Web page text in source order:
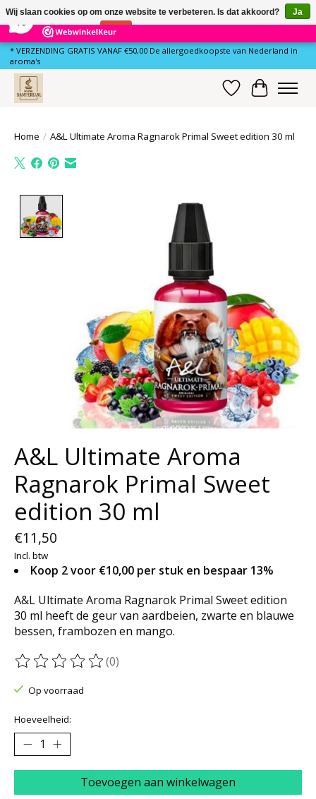
79 Reviews ×
* VERZENDING GRATIS VANAF €50,00 De allergoedkoopste van Nederland in
aroma's
Verlanglijst
Home / A&L Ultimate Aroma Ragnarok Primal Sweet edition 30 ml
Product image slideshow Items
A&L Ultimate Aroma
Ragnarok Primal Sweet
edition 30 ml
€11,50
Incl. btw
Koop 2 voor €10,00 per stuk en bespaar 13%
A&L Ultimate Aroma Ragnarok Primal Sweet edition
30 ml heeft de geur van aardbeien, zwarte en blauwe
bessen, frambozen en mango.
De beoordeling van dit product is
(0)
Op voorraad
Hoeveelheid:
Toevoegen aan winkelwagen
Wij slaan cookies op om onze website te verbeteren. Is dat akkoord?
Ja
Nee